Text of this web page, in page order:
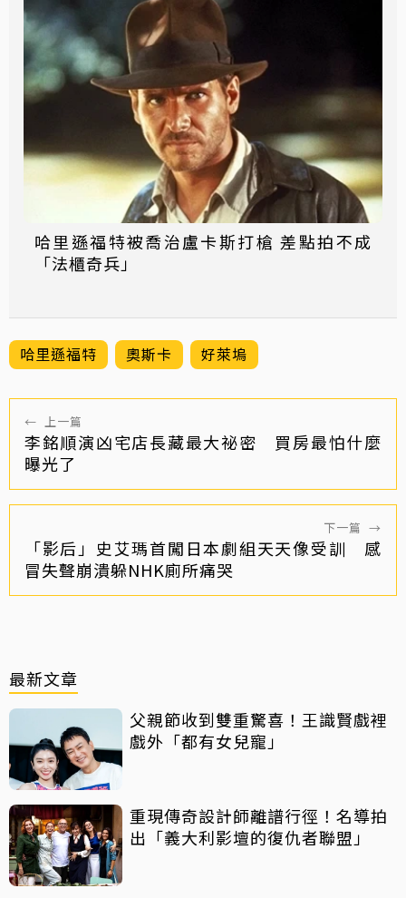
哈里遜福特被喬治盧卡斯打槍 差點拍不成
「法櫃奇兵」
哈里遜福特 奧斯卡 好萊塢
← 上一篇
李銘順演凶宅店長藏最大祕密 買房最怕什麼
曝光了
下一篇 →
「影后」史艾瑪首闖日本劇組天天像受訓 感
冒失聲崩潰躲NHK廁所痛哭
最新文章
父親節收到雙重驚喜！王識賢戲裡
戲外「都有女兒寵」
重現傳奇設計師離譜行徑！名導拍
出「義大利影壇的復仇者聯盟」